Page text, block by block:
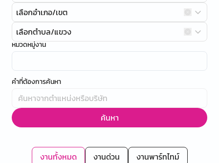
เลือกอำเภอ/เขต
เลือกตำบล/แขวง
หมวดหมู่งาน
คำที่ต้องการค้นหา
ค้นหา
งานทั้งหมด งานด่วน
งานพาร์ทไทม์